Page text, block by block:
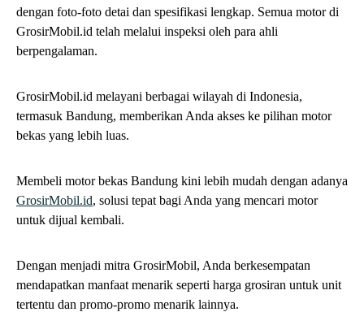
dengan foto-foto detai dan spesifikasi lengkap. Semua motor di
GrosirMobil.id telah melalui inspeksi oleh para ahli
berpengalaman.
GrosirMobil.id melayani berbagai wilayah di Indonesia,
termasuk Bandung, memberikan Anda akses ke pilihan motor
bekas yang lebih luas.
Membeli motor bekas Bandung kini lebih mudah dengan adanya
GrosirMobil.id, solusi tepat bagi Anda yang mencari motor
untuk dijual kembali.
Dengan menjadi mitra GrosirMobil, Anda berkesempatan
mendapatkan manfaat menarik seperti harga grosiran untuk unit
tertentu dan promo-promo menarik lainnya.